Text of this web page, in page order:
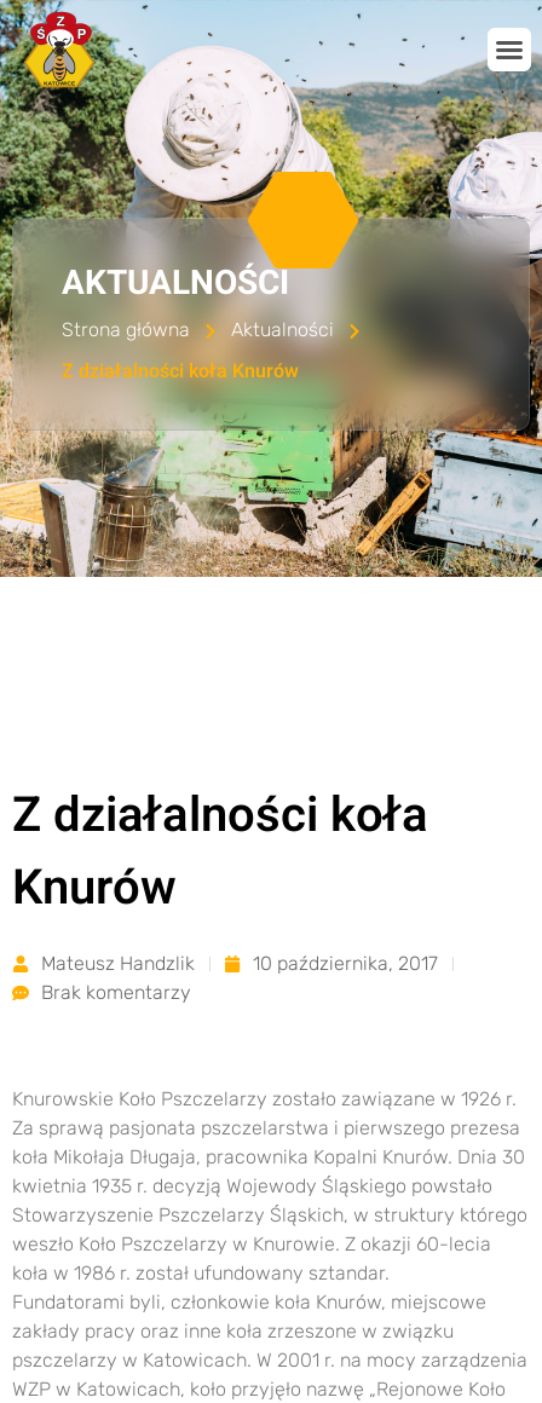
AKTUALNOŚCI
Strona główna Aktualności
Z działalności koła Knurów
Z działalności koła
Knurów
Mateusz Handzlik
10 października, 2017
Brak komentarzy
Knurowskie Koło Pszczelarzy zostało zawiązane w 1926 r.
Za sprawą pasjonata pszczelarstwa i pierwszego prezesa
koła Mikołaja Długaja, pracownika Kopalni Knurów. Dnia 30
kwietnia 1935 r. decyzją Wojewody Śląskiego powstało
Stowarzyszenie Pszczelarzy Śląskich, w struktury którego
weszło Koło Pszczelarzy w Knurowie. Z okazji 60-lecia
koła w 1986 r. został ufundowany sztandar.
Fundatorami byli, członkowie koła Knurów, miejscowe
zakłady pracy oraz inne koła zrzeszone w związku
pszczelarzy w Katowicach. W 2001 r. na mocy zarządzenia
WZP w Katowicach, koło przyjęło nazwę „Rejonowe Koło